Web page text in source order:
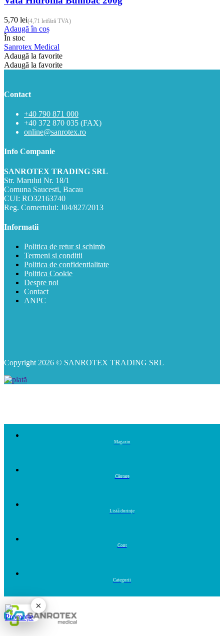
în
produsului.
5,70 lei(4,71 leifără TVA)
Adaugă în coș
În stoc
Sanrotex Medical
Adaugă la favorite
Adaugă la favorite
Contact
+40 790 871 000
+40 372 870 035 (FAX)
online@sanrotex.ro
Info Companie
SANROTEX TRADING SRL
Str. Marului Nr. 18/1
Comuna Saucesti, Bacau
CUI: RO32163740
Reg. Comertului: J04/827/2013
Informatii
Politica de retur si schimb
Termeni si conditii
Politica de confidentialitate
Politica Cookie
Despre noi
Contact
ANPC
Copyright 2026 © SANROTEX TRADING SRL
×